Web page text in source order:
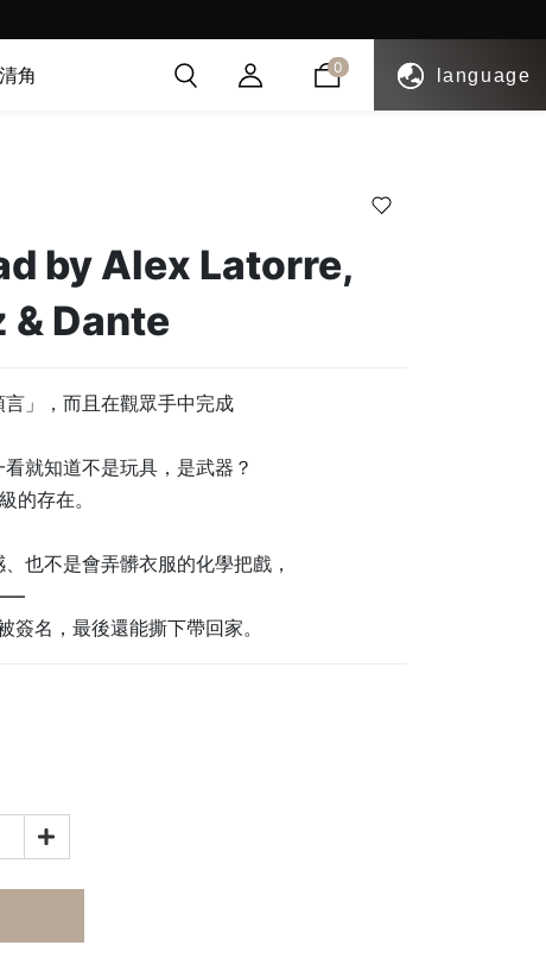
角 0 language
by Alex Latorre,
Dante
」，而且在觀眾手中完成
就知道不是玩具，是武器？
的存在。
也不是會弄髒衣服的化學把戲，
名，最後還能撕下帶回家。